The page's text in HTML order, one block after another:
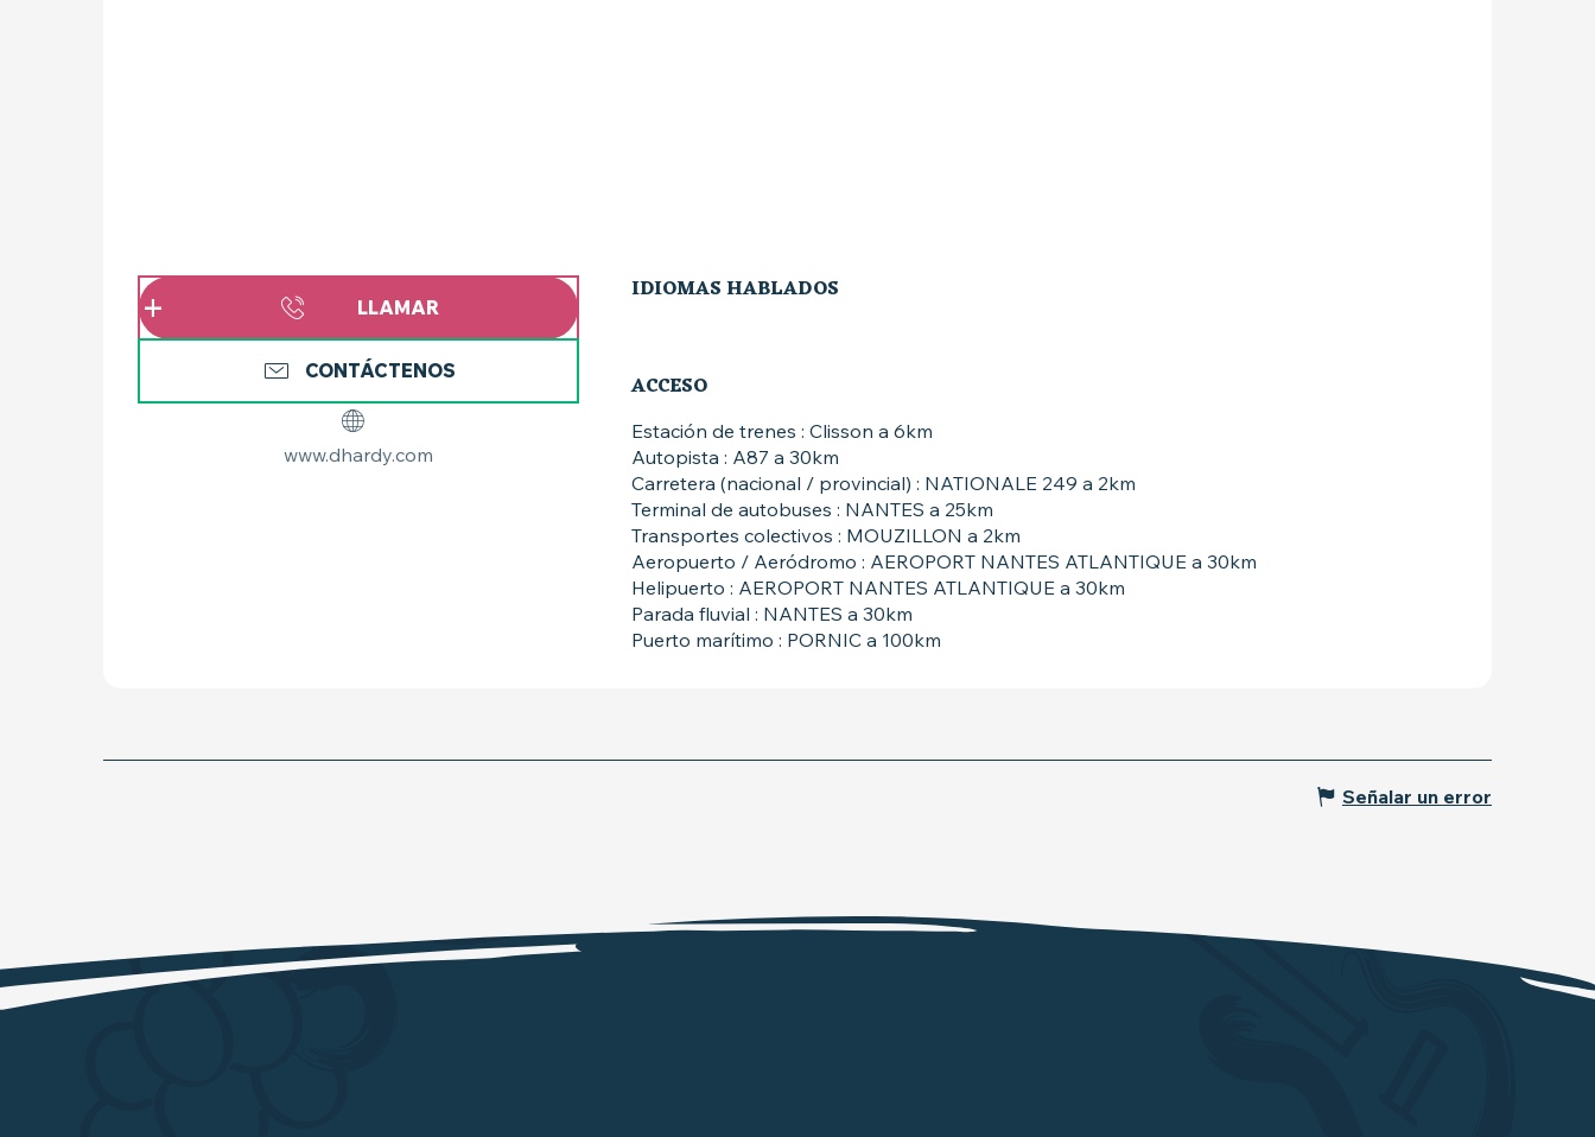
LLAMAR
CONTÁCTENOS
www.dhardy.com
IDIOMAS HABLADOS
IDIOMAS HABLADOS
ACCESO
ACCESO
Estación de trenes : Clisson a 6km
Autopista : A87 a 30km
Carretera (nacional / provincial) : NATIONALE 249 a 2km
Terminal de autobuses : NANTES a 25km
Transportes colectivos : MOUZILLON a 2km
Aeropuerto / Aeródromo : AEROPORT NANTES ATLANTIQUE a 30km
Helipuerto : AEROPORT NANTES ATLANTIQUE a 30km
Parada fluvial : NANTES a 30km
Puerto marítimo : PORNIC a 100km
Señalar un error